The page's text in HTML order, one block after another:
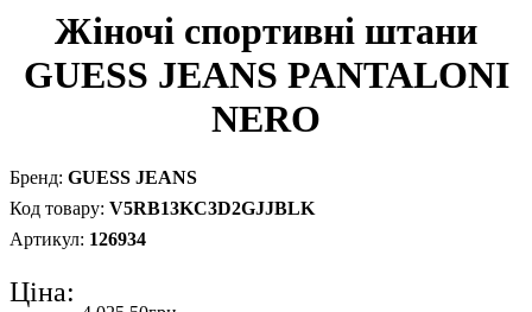
Жіночі спортивні штани
GUESS JEANS PANTALONI
NERO
GUESS JEANS
V5RB13KC3D2GJJBLK
126934
Ціна: